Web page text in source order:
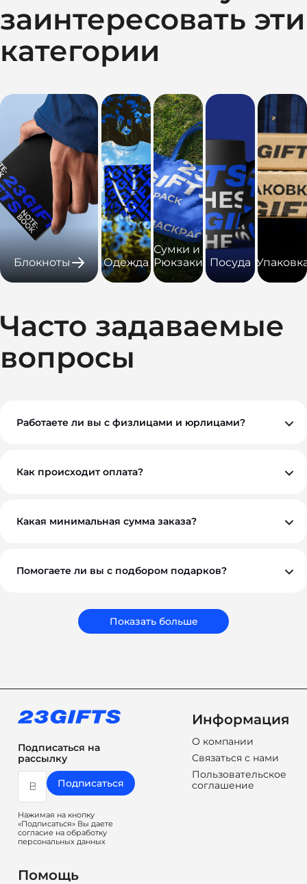
заинтересовать эти
категории
Блокноты Одежда
Сумки и
Рюкзаки Посуда
Часто задаваемые
вопросы
Работаете ли вы с физлицами и юрлицами?
Как происходит оплата?
обсудим индивидуально. Для оптовых и
корпоративных клиентов возможны гибкие условия.
Какая минимальная сумма заказа?
Помогаете ли вы с подбором подарков?
сувениры, а решения, которые работают на ваш
Показать больше
Подписаться на
рассылку
Подписаться
Нажимая на кнопку
«Подписаться» Вы даете
согласие на обработку
персональных данных
Информация
О компании
Связаться с нами
Пользовательское
соглашение
Помощь